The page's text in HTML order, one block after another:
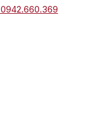
0942.660.369